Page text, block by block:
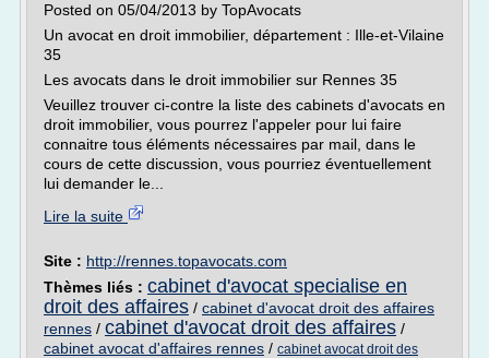
Posted on 05/04/2013 by TopAvocats
Un avocat en droit immobilier, département : Ille-et-Vilaine
35
Les avocats dans le droit immobilier sur Rennes 35
Veuillez trouver ci-contre la liste des cabinets d'avocats en
droit immobilier, vous pourrez l'appeler pour lui faire
connaitre tous éléments nécessaires par mail, dans le
cours de cette discussion, vous pourriez éventuellement
lui demander le...
Lire la suite
Site : http://rennes.topavocats.com
Thèmes liés : cabinet d'avocat specialise en
droit des affaires / cabinet d'avocat droit des affaires
rennes / cabinet d'avocat droit des affaires /
cabinet avocat d'affaires rennes / cabinet avocat droit des